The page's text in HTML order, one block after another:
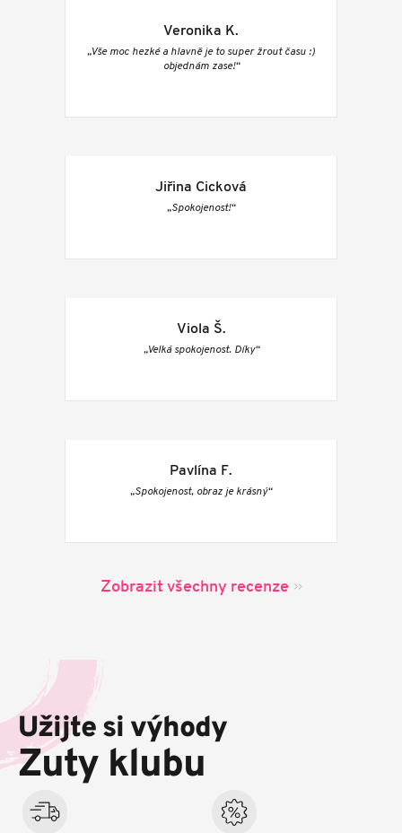
Veronika K.
„Vše moc hezké a hlavně je to super žrout času :)
objednám zase!“
Jiřina Cicková
„Spokojenost!“
Viola Š.
„Velká spokojenost. Díky“
Pavlína F.
„Spokojenost, obraz je krásný“
Zobrazit všechny recenze
a
í
Užijte si výhody
Zuty klubu